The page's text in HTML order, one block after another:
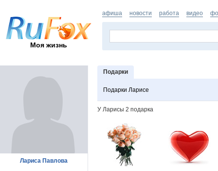
Моя жизнь
афиша новости работа видео
Подарки
Подарки Ларисе
У Ларисы 2 подарка
Лариса Павлова